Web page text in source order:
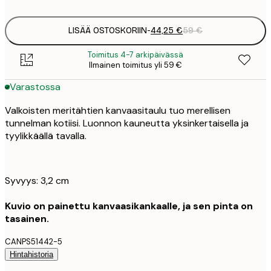
LISÄÄ OSTOSKORIIN-44,25 €59 €
Toimitus 4-7 arkipäivässä
Ilmainen toimitus yli 59 €
Varastossa
Valkoisten meritähtien kanvaasitaulu tuo merellisen
tunnelman kotiisi. Luonnon kauneutta yksinkertaisella ja
tyylikkäällä tavalla.
Syvyys: 3,2 cm
Kuvio on painettu kanvaasikankaalle, ja sen pinta on
tasainen.
CANPS51442-5
Hintahistoria